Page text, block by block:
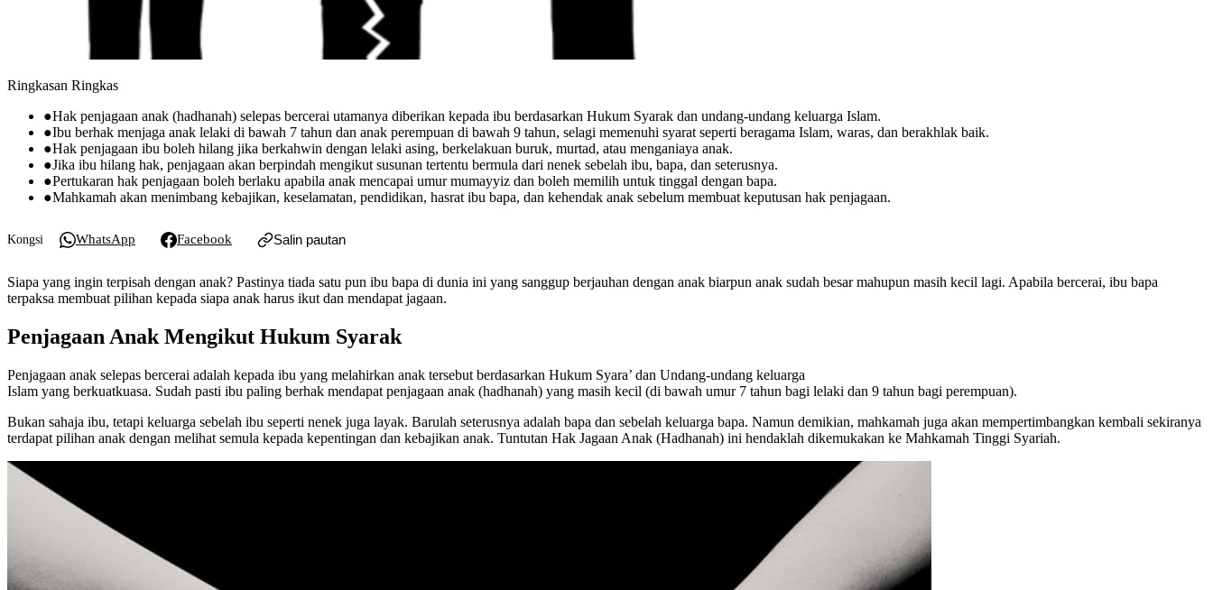
Ringkasan Ringkas
●Hak penjagaan anak (hadhanah) selepas bercerai utamanya diberikan kepada ibu berdasarkan Hukum Syarak dan undang-undang keluarga Islam.
●Ibu berhak menjaga anak lelaki di bawah 7 tahun dan anak perempuan di bawah 9 tahun, selagi memenuhi syarat seperti beragama Islam, waras, dan berakhlak baik.
●Hak penjagaan ibu boleh hilang jika berkahwin dengan lelaki asing, berkelakuan buruk, murtad, atau menganiaya anak.
●Jika ibu hilang hak, penjagaan akan berpindah mengikut susunan tertentu bermula dari nenek sebelah ibu, bapa, dan seterusnya.
●Pertukaran hak penjagaan boleh berlaku apabila anak mencapai umur mumayyiz dan boleh memilih untuk tinggal dengan bapa.
●Mahkamah akan menimbang kebajikan, keselamatan, pendidikan, hasrat ibu bapa, dan kehendak anak sebelum membuat keputusan hak penjagaan.
Kongsi WhatsApp Facebook Salin pautan
Siapa yang ingin terpisah dengan anak? Pastinya tiada satu pun ibu bapa di dunia ini yang sanggup berjauhan dengan anak biarpun anak sudah besar mahupun masih kecil lagi. Apabila bercerai, ibu bapa
terpaksa membuat pilihan kepada siapa anak harus ikut dan mendapat jagaan.
Penjagaan Anak Mengikut Hukum Syarak
Penjagaan anak selepas bercerai adalah kepada ibu yang melahirkan anak tersebut berdasarkan Hukum Syara’ dan Undang-undang keluarga
Islam yang berkuatkuasa. Sudah pasti ibu paling berhak mendapat penjagaan anak (hadhanah) yang masih kecil (di bawah umur 7 tahun bagi lelaki dan 9 tahun bagi perempuan).
Bukan sahaja ibu, tetapi keluarga sebelah ibu seperti nenek juga layak. Barulah seterusnya adalah bapa dan sebelah keluarga bapa. Namun demikian, mahkamah juga akan mempertimbangkan kembali sekiranya
terdapat pilihan anak dengan melihat semula kepada kepentingan dan kebajikan anak. Tuntutan Hak Jagaan Anak (Hadhanah) ini hendaklah dikemukakan ke Mahkamah Tinggi Syariah.